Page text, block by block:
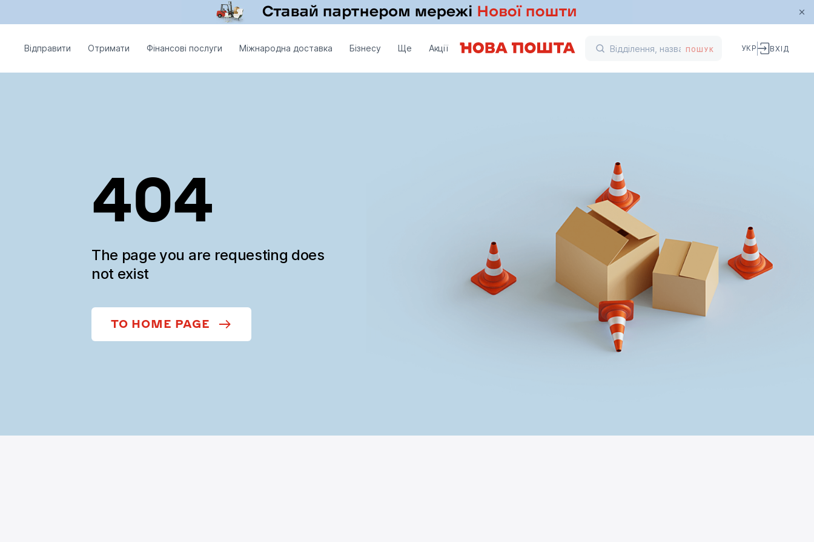
Відправити Отримати Фінансові послуги Міжнародна доставка Бізнесу Ще Акції ПОШУК УКР ВХІД
404
The page you are requesting does
not exist
TO HOME PAGE